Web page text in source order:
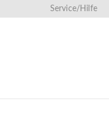
Service/Hilfe